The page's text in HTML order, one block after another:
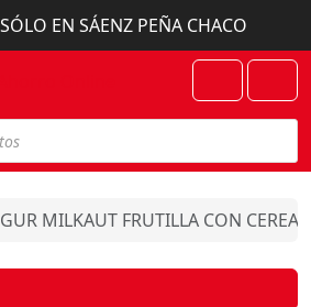
SÓLO EN SÁENZ PEÑA CHACO
Account
Cart
MILKAUT FRUTILLA CON